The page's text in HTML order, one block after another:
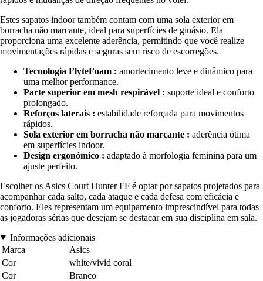
Estes sapatos indoor também contam com uma sola exterior em
borracha não marcante, ideal para superfícies de ginásio. Ela
proporciona uma excelente aderência, permitindo que você realize
movimentações rápidas e seguras sem risco de escorregões.
Tecnologia FlyteFoam : amortecimento leve e dinâmico para
uma melhor performance.
Parte superior em mesh respirável : suporte ideal e conforto
prolongado.
Reforços laterais : estabilidade reforçada para movimentos
rápidos.
Sola exterior em borracha não marcante : aderência ótima
em superfícies indoor.
Design ergonómico : adaptado à morfologia feminina para um
ajuste perfeito.
Escolher os Asics Court Hunter FF é optar por sapatos projetados para
acompanhar cada salto, cada ataque e cada defesa com eficácia e
conforto. Eles representam um equipamento imprescindível para todas
as jogadoras sérias que desejam se destacar em sua disciplina em sala.
Informações adicionais
Marca
Asics
Cor
white/vivid coral
Cor
Branco